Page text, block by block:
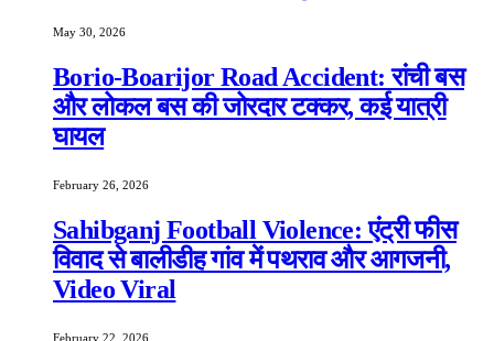
May 30, 2026
Borio-Boarijor Road Accident: रांची बस
और लोकल बस की जोरदार टक्कर, कई यात्री
घायल
February 26, 2026
Sahibganj Football Violence: एंट्री फीस
विवाद से बालीडीह गांव में पथराव और आगजनी,
Video Viral
February 22, 2026